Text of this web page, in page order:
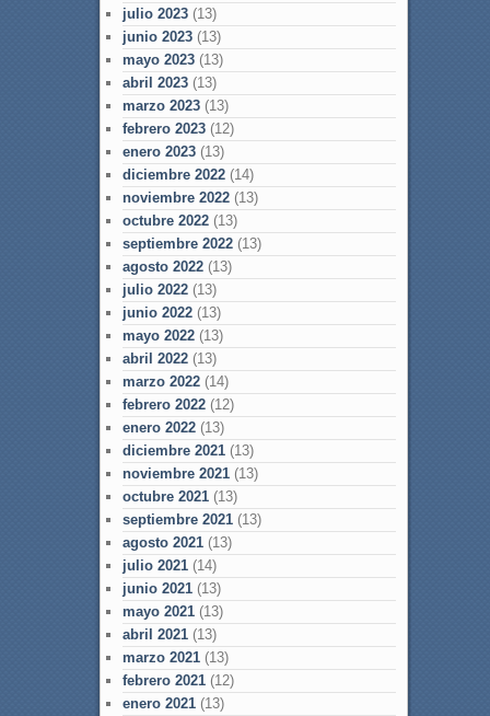
julio 2023(13)
junio 2023(13)
mayo 2023(13)
abril 2023(13)
marzo 2023(13)
febrero 2023(12)
enero 2023(13)
diciembre 2022(14)
noviembre 2022(13)
octubre 2022(13)
septiembre 2022(13)
agosto 2022(13)
julio 2022(13)
junio 2022(13)
mayo 2022(13)
abril 2022(13)
marzo 2022(14)
febrero 2022(12)
enero 2022(13)
diciembre 2021(13)
noviembre 2021(13)
octubre 2021(13)
septiembre 2021(13)
agosto 2021(13)
julio 2021(14)
junio 2021(13)
mayo 2021(13)
abril 2021(13)
marzo 2021(13)
febrero 2021(12)
enero 2021(13)